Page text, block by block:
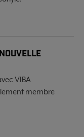
VIBA
membre